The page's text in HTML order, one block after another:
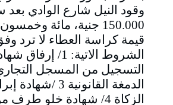
وقود النيل شارع الوادي بعد
150.000 جنية، مائة
قيمة كراسة العطاء لا ترد
الشروط الاتية: 1/ إرفاق
الدمغة القانونية 3
الزكاة 4/ شهادة خلو طرف